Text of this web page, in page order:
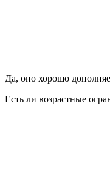
Да, оно хорошо
Есть ли возрастные